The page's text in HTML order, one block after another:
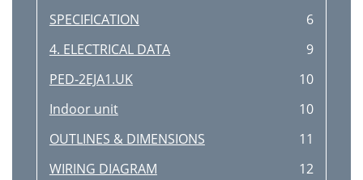
SPECIFICATION
6
4. ELECTRICAL DATA
9
PED-2EJA1.UK
10
Indoor unit
10
OUTLINES & DIMENSIONS
11
WIRING DIAGRAM
12